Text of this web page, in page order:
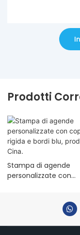
Prodotti
Stampa di agende
personalizzate con